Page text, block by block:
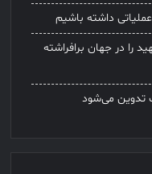
داشته باشیم
را در جهان برافراشته
تدوین می‌شود